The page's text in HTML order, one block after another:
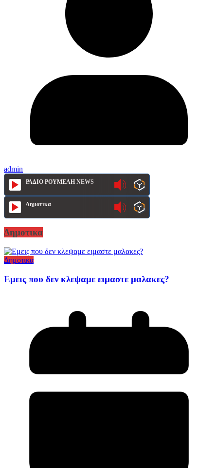
admin
ΡΑΔΙΟ ΡΟΥΜΕΛΗ NEWS
Δημοτικα
Δημοτικα
Δημοτικα
Εμεις που δεν κλεψαμε ειμαστε μαλακες?